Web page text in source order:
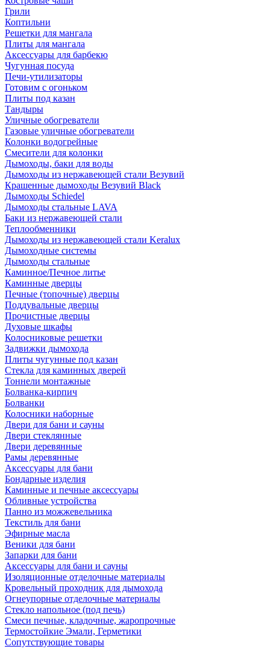
Грили
Коптильни
Решетки для мангала
Плиты для мангала
Аксессуары для барбекю
Чугунная посуда
Печи-утилизаторы
Готовим с огоньком
Плиты под казан
Тандыры
Уличные обогреватели
Газовые уличные обогреватели
Колонки водогрейные
Смесители для колонки
Дымоходы, баки для воды
Дымоходы из нержавеющей стали Везувий
Крашенные дымоходы Везувий Black
Дымоходы Schiedel
Дымоходы стальные LAVA
Баки из нержавеющей стали
Теплообменники
Дымоходы из нержавеющей стали Keralux
Дымоходные системы
Дымоходы стальные
Каминное/Печное литье
Каминные дверцы
Печные (топочные) дверцы
Поддувальные дверцы
Прочистные дверцы
Духовые шкафы
Колосниковые решетки
Задвижки дымохода
Плиты чугунные под казан
Стекла для каминных дверей
Тоннели монтажные
Болванка-кирпич
Болванки
Колосники наборные
Двери для бани и сауны
Двери стеклянные
Двери деревянные
Рамы деревянные
Аксессуары для бани
Бондарные изделия
Каминные и печные аксессуары
Обливные устройства
Панно из можжевельника
Текстиль для бани
Эфирные масла
Веники для бани
Запарки для бани
Аксессуары для бани и сауны
Изоляционные отделочные материалы
Кровельный проходник для дымохода
Огнеупорные отделочные материалы
Стекло напольное (под печь)
Смеси печные, кладочные, жаропрочные
Термостойкие Эмали, Герметики
Сопутствующие товары